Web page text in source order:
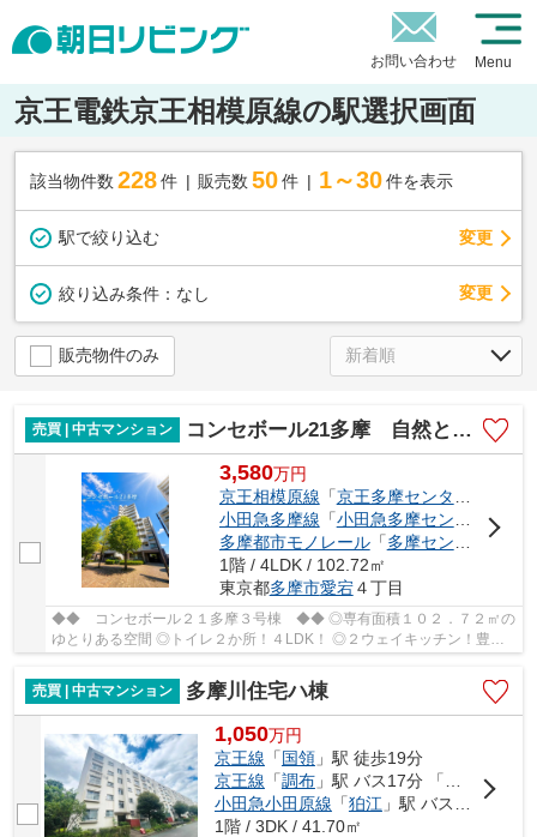
お問い合わせ Menu
京王電鉄京王相模原線の駅選択画面
該当物件数 228件 販売数 50 件 1～30 件を表示
駅で絞り込む 変更
絞り込み条件： なし 変更
販売物件のみ
売買 | 中古マンション コンセボール21多摩 自然と融合した伸びやかな住まい
3,580万円
京王相模原線 「京王多摩センター
小田急多摩線 「小田急多摩センター
」駅
多摩都市モノレール「多摩センター
」駅
1階 / 4LDK / 102.72㎡
東京都多摩市愛宕４丁目
◆◆ コンセボール２１多摩３号棟 ◆◆ ◎専有面積１０２．７２㎡の
ゆとりある空間 ◎トイレ２か所！４LDK！ ◎２ウェイキッチン！豊か
売買 | 中古マンション
多摩川住宅ハ棟
1,050万円
京王線 「国領」駅 徒歩19分
京王線 「調布」駅 バス17分 「交番西」 停歩2分
小田急小田原線 「狛江 」駅 バス11分 「多摩川住宅中央」 停歩3分
1階 / 3DK / 41.70㎡